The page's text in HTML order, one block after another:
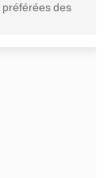
des